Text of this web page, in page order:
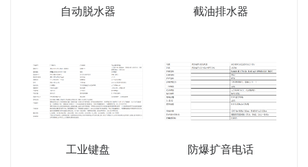
自动脱水器 截油排水器
工业键盘 防爆扩音电话